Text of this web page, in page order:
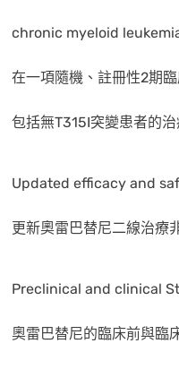
chronic myeloid
在一項隨機、註冊性2期
包括無T315I突變患者的
Updated efficacy and
更新奧雷巴替尼二線治療
Preclinical and clinical
奧雷巴替尼的臨床前與臨